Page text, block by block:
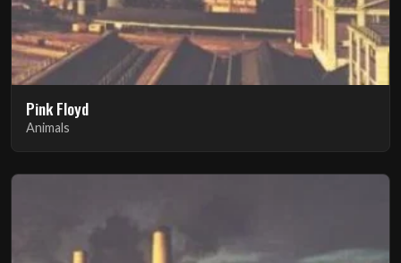
Pink Floyd
Animals